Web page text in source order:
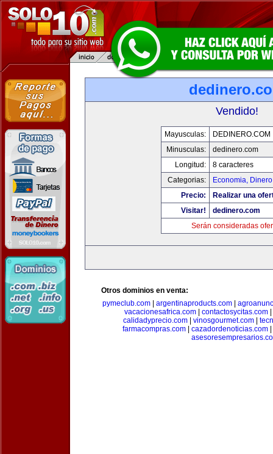
Vendido!
Mayusculas:
DEDINERO.COM
Minusculas:
dedinero.com
Longitud:
8 caracteres
Categorias:
Economia,
Precio:
Realizar una
Visitar!
dedinero.com
Serán consideradas
Otros dominios en venta:
pymeclub.com| argentinaproducts.com|
vacacionesafrica.com| contactosycitas.com|
calidadyprecio.com
vinosgourmet.com
farmacompras.com
cazadordenoticias.com